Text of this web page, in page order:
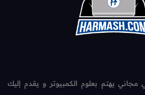
يهتم بعلوم الكمبيوتر و يقدم إليك